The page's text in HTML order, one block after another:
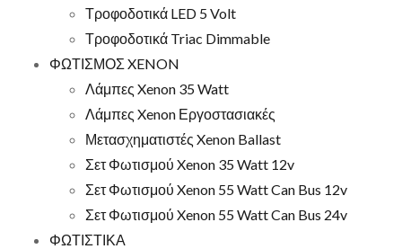
Τροφοδοτικά LED 5 Volt
Τροφοδοτικά Triac Dimmable
ΦΩΤΙΣΜΟΣ XENON
Λάμπες Xenon 35 Watt
Λάμπες Xenon Εργοστασιακές
Μετασχηματιστές Xenon Ballast
Σετ Φωτισμού Xenon 35 Watt 12v
Σετ Φωτισμού Xenon 55 Watt Can Bus 12v
Σετ Φωτισμού Xenon 55 Watt Can Bus 24v
ΦΩΤΙΣΤΙΚΑ